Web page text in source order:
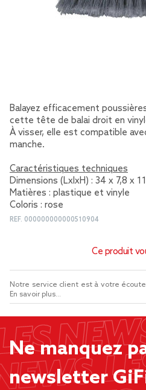
Balayez efficacement
cette tête de balai droit en
À visser, elle est compatible
manche.
Caractéristiques techniques
Dimensions (LxlxH) : 34 x 7,8 x
Matières : plastique et vinyle
Coloris : rose
REF. 000000000000510904
Ce produit
Notre service client est à votre
En savoir plus...
Ne manquez
newsletter